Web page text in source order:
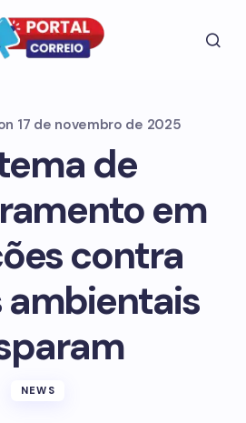
17 de novembro de 2025
de
em
contra
NEWS